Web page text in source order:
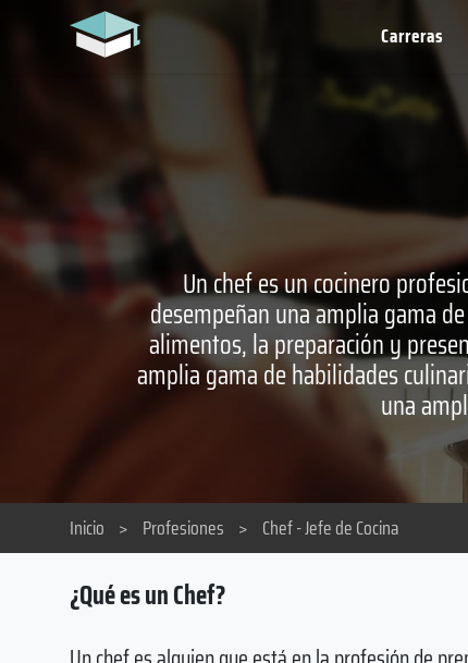
Carreras
Un chef es un cocinero
desempeñan una amplia gama
alimentos, la preparación y
amplia gama de habilidades
una
Inicio > Profesiones > Chef - Jefe de Cocina
¿Qué es un Chef?